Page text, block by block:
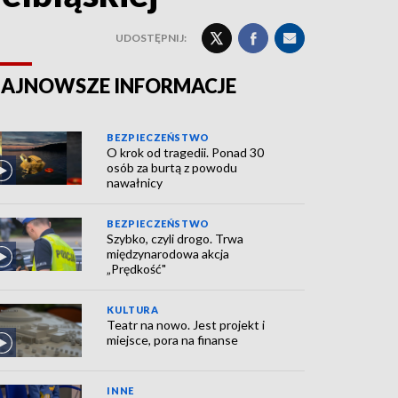
UDOSTĘPNIJ:
INFORMACJE
BEZPIECZEŃSTWO
O krok od tragedii. Ponad 30
osób za burtą z powodu
nawałnicy
BEZPIECZEŃSTWO
Szybko, czyli drogo. Trwa
międzynarodowa akcja
„Prędkość"
KULTURA
Teatr na nowo. Jest projekt i
miejsce, pora na finanse
INNE